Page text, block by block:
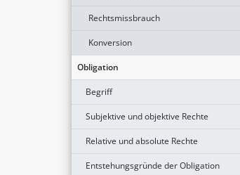
Rechtsmissbrauch
Konversion
Obligation
Begriff
Subjektive und objektive Rechte
Relative und absolute Rechte
Entstehungsgründe der Obligation